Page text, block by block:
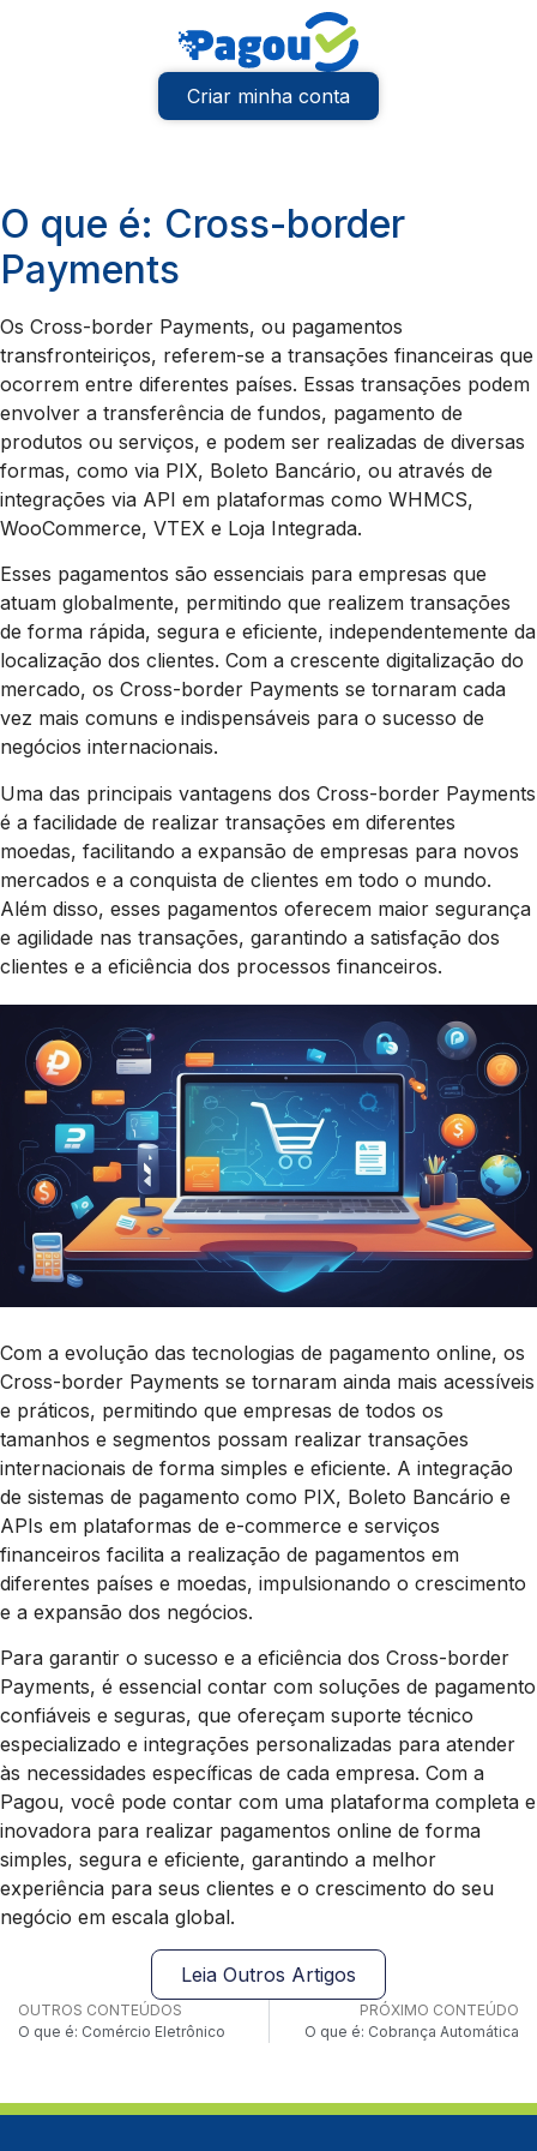
Criar minha conta
O que é: Cross-border
Payments
Os Cross-border Payments, ou pagamentos
transfronteiriços, referem-se a transações financeiras que
ocorrem entre diferentes países. Essas transações podem
envolver a transferência de fundos, pagamento de
produtos ou serviços, e podem ser realizadas de diversas
formas, como via PIX, Boleto Bancário, ou através de
integrações via API em plataformas como WHMCS,
WooCommerce, VTEX e Loja Integrada.
Esses pagamentos são essenciais para empresas que
atuam globalmente, permitindo que realizem transações
de forma rápida, segura e eficiente, independentemente da
localização dos clientes. Com a crescente digitalização do
mercado, os Cross-border Payments se tornaram cada
vez mais comuns e indispensáveis para o sucesso de
negócios internacionais.
Uma das principais vantagens dos Cross-border Payments
é a facilidade de realizar transações em diferentes
moedas, facilitando a expansão de empresas para novos
mercados e a conquista de clientes em todo o mundo.
Além disso, esses pagamentos oferecem maior segurança
e agilidade nas transações, garantindo a satisfação dos
clientes e a eficiência dos processos financeiros.
Com a evolução das tecnologias de pagamento online, os
Cross-border Payments se tornaram ainda mais acessíveis
e práticos, permitindo que empresas de todos os
tamanhos e segmentos possam realizar transações
internacionais de forma simples e eficiente. A integração
de sistemas de pagamento como PIX, Boleto Bancário e
APIs em plataformas de e-commerce e serviços
financeiros facilita a realização de pagamentos em
diferentes países e moedas, impulsionando o crescimento
e a expansão dos negócios.
Para garantir o sucesso e a eficiência dos Cross-border
Payments, é essencial contar com soluções de pagamento
confiáveis e seguras, que ofereçam suporte técnico
especializado e integrações personalizadas para atender
às necessidades específicas de cada empresa. Com a
Pagou, você pode contar com uma plataforma completa e
inovadora para realizar pagamentos online de forma
simples, segura e eficiente, garantindo a melhor
experiência para seus clientes e o crescimento do seu
negócio em escala global.
Leia Outros Artigos
OUTROS CONTEÚDOS
O que é: Comércio Eletrônico
PRÓXIMO CONTEÚDO
O que é: Cobrança Automática